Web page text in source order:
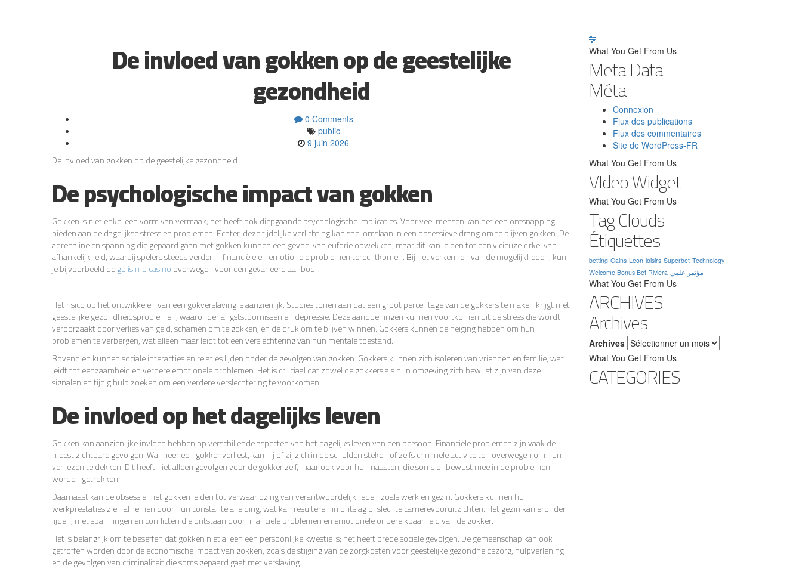
De invloed van gokken op de geestelijke
gezondheid
0 Comments
public
9 juin 2026
De invloed van gokken op de geestelijke gezondheid
De psychologische impact van gokken
Gokken is niet enkel een vorm van vermaak; het heeft ook diepgaande psychologische implicaties. Voor veel mensen kan het een ontsnapping
bieden aan de dagelijkse stress en problemen. Echter, deze tijdelijke verlichting kan snel omslaan in een obsessieve drang om te blijven gokken. De
adrenaline en spanning die gepaard gaan met gokken kunnen een gevoel van euforie opwekken, maar dit kan leiden tot een vicieuze cirkel van
afhankelijkheid, waarbij spelers steeds verder in financiële en emotionele problemen terechtkomen. Bij het verkennen van de mogelijkheden, kun
je bijvoorbeeld degolisimo casinooverwegen voor een gevarieerd aanbod.
Het risico op het ontwikkelen van een gokverslaving is aanzienlijk. Studies tonen aan dat een groot percentage van de gokkers te maken krijgt met
geestelijke gezondheidsproblemen, waaronder angststoornissen en depressie. Deze aandoeningen kunnen voortkomen uit de stress die wordt
veroorzaakt door verlies van geld, schamen om te gokken, en de druk om te blijven winnen. Gokkers kunnen de neiging hebben om hun
problemen te verbergen, wat alleen maar leidt tot een verslechtering van hun mentale toestand.
Bovendien kunnen sociale interacties en relaties lijden onder de gevolgen van gokken. Gokkers kunnen zich isoleren van vrienden en familie, wat
leidt tot eenzaamheid en verdere emotionele problemen. Het is cruciaal dat zowel de gokkers als hun omgeving zich bewust zijn van deze
signalen en tijdig hulp zoeken om een verdere verslechtering te voorkomen.
De invloed op het dagelijks leven
Gokken kan aanzienlijke invloed hebben op verschillende aspecten van het dagelijks leven van een persoon. Financiële problemen zijn vaak de
meest zichtbare gevolgen. Wanneer een gokker verliest, kan hij of zij zich in de schulden steken of zelfs criminele activiteiten overwegen om hun
verliezen te dekken. Dit heeft niet alleen gevolgen voor de gokker zelf, maar ook voor hun naasten, die soms onbewust mee in de problemen
worden getrokken.
Daarnaast kan de obsessie met gokken leiden tot verwaarlozing van verantwoordelijkheden zoals werk en gezin. Gokkers kunnen hun
werkprestaties zien afnemen door hun constante afleiding, wat kan resulteren in ontslag of slechte carrièrevooruitzichten. Het gezin kan eronder
lijden, met spanningen en conflicten die ontstaan door financiële problemen en emotionele onbereikbaarheid van de gokker.
Het is belangrijk om te beseffen dat gokken niet alleen een persoonlijke kwestie is; het heeft brede sociale gevolgen. De gemeenschap kan ook
getroffen worden door de economische impact van gokken, zoals de stijging van de zorgkosten voor geestelijke gezondheidszorg, hulpverlening
en de gevolgen van criminaliteit die soms gepaard gaat met verslaving.
What You Get From Us
Meta Data
Méta
Connexion
Flux des publications
Flux des commentaires
Site de WordPress-FR
What You Get From Us
VIdeo Widget
What You Get From Us
Tag Clouds
Étiquettes
betting Gains Leon loisirs Superbet Technology
Welcome Bonus Bet Riviera مؤتمر علمي
What You Get From Us
ARCHIVES
Archives
Archives
What You Get From Us
CATEGORIES